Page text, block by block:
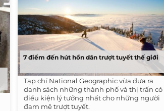
7 điểm đến hút hồn dân trượt tuyết thế giới
Tạp chí National Geographic vừa đưa ra
danh sách những thành phố và thị trấn có
điều kiện lý tưởng nhất cho những người
đam mê trượt tuyết.